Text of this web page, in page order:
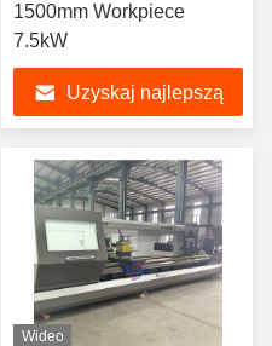
1500mm Workpiece
7.5kW
Uzyskaj najlepszą
Wideo